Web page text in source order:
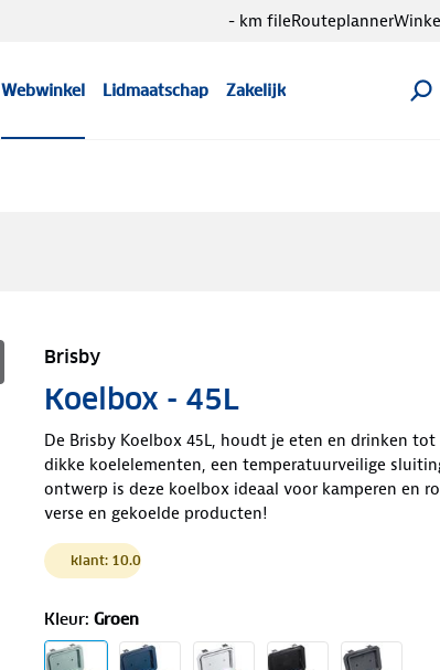
Webwinkel Lidmaatschap Zakelijk
- km fileRouteplanner
Brisby
Koelbox - 45L
De Brisby Koelbox 45L, houdt je eten en drinken
dikke koelelementen, een temperatuurveilige
ontwerp is deze koelbox ideaal voor kamperen en
verse en gekoelde producten!
klant: 10.0
Kleur: Groen